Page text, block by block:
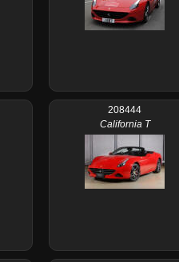
208444
California T